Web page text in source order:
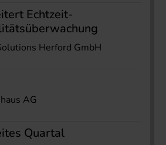
Echtzeit-
Herford GmbH
AG
Quartal